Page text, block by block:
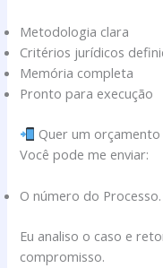
Metodologia clara
Critérios jurídicos
Memória completa
Pronto para execução
Quer um
Você pode me enviar:
O número do Processo.
Eu analiso o caso e
compromisso.